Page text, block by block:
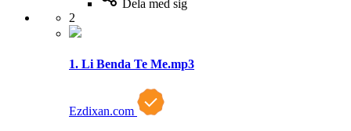
Dela med sig
2
1. Li Benda Te Me.mp3
Ezdixan.com